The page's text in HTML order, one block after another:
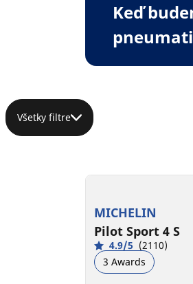
Keď
Všetky filtre
MICHELIN
Pilot Sport 4 S
4.9/5 (2110)
3 Awards